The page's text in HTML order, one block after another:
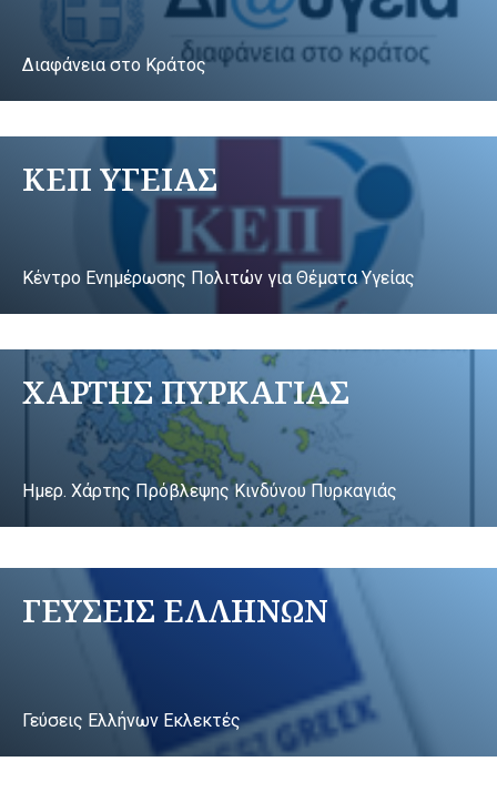
Διαφάνεια στο Κράτος
ΚΕΠ ΥΓΕΙΑΣ
Κέντρο Ενημέρωσης Πολιτών για Θέματα Υγείας
ΧΑΡΤΗΣ ΠΥΡΚΑΓΙΑΣ
Ημερ. Χάρτης Πρόβλεψης Κινδύνου Πυρκαγιάς
ΓΕΥΣΕΙΣ ΕΛΛΗΝΩΝ
Γεύσεις Ελλήνων Εκλεκτές